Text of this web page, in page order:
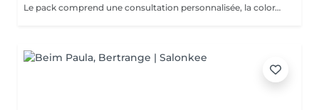
Le pack comprend une consultation personnalisée, la coloration avec les produits LOREAL PROFESSIONNEL , shampooing et conditionneur spécifiques REDKEN , la coupe IGORANCE ( finitions sur cheveux secs) , les produits de styling REDKEN * Tarifs à titre indicatifs à confirmer après la consultation personnalisée établit auprès de votre coiffeur/stylist/spécialiste * La direction se réserve le droit d’apporter des modifications pour le bon fonctionnement du salon